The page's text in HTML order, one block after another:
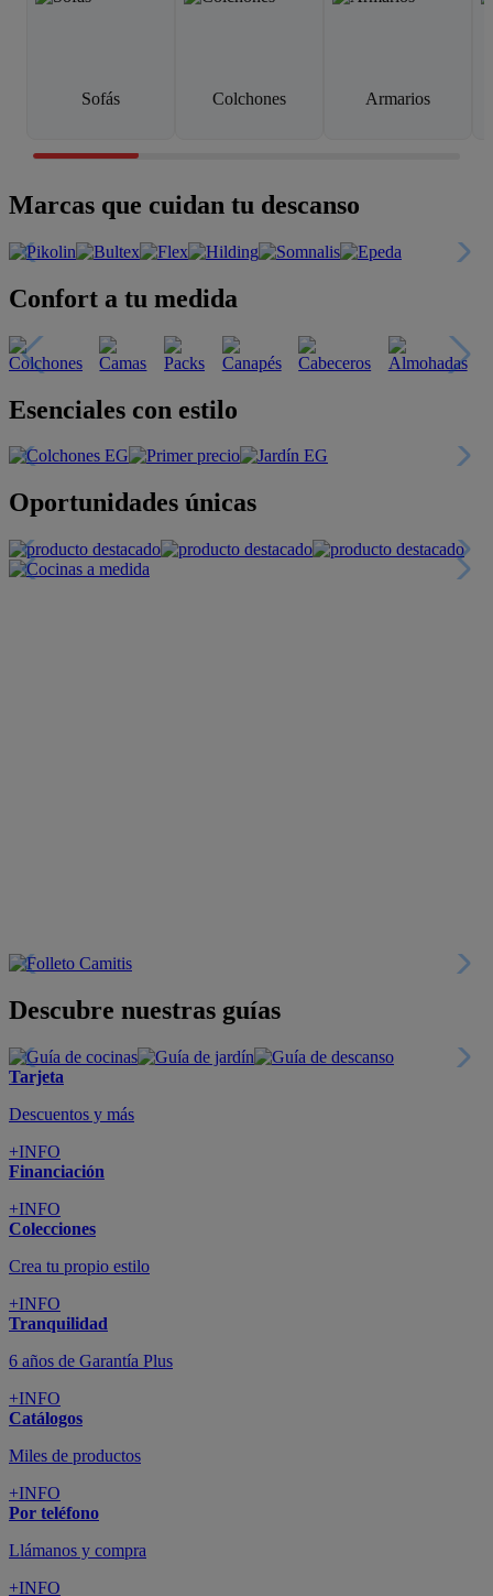
Sofás Colchones Armarios
Marcas que cuidan tu descanso
Confort a tu medida
Esenciales con estilo
Oportunidades únicas
Descubre nuestras guías
Tarjeta
Descuentos y más
+INFO
Financiación
+INFO
Colecciones
Crea tu propio estilo
+INFO
Tranquilidad
6 años de Garantía Plus
+INFO
Catálogos
Miles de productos
+INFO
Por teléfono
Llámanos y compra
+INFO